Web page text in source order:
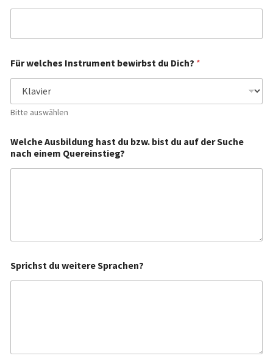
Für welches Instrument bewirbst du Dich? *
Bitte auswählen
Welche Ausbildung hast du bzw. bist du auf der Suche
nach einem Quereinstieg?
Sprichst du weitere Sprachen?